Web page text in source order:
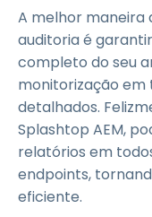
A melhor maneira
auditoria é
completo do seu
monitorização
detalhados.
Splashtop AEM,
relatórios em
endpoints,
eficiente.